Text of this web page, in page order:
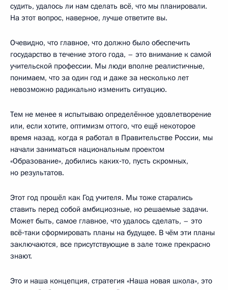
судить, удалось ли нам сделать всё, что мы планировали.
На этот вопрос, наверное, лучше ответите вы.
Очевидно, что главное, что должно было обеспечить
государство в течение этого года, – это внимание к самой
учительской профессии. Мы люди вполне реалистичные,
понимаем, что за один год и даже за несколько лет
невозможно радикально изменить ситуацию.
Тем не менее я испытываю определённое удовлетворение
или, если хотите, оптимизм оттого, что ещё некоторое
время назад, когда я работал в Правительстве России, мы
начали заниматься национальным проектом
«Образование», добились каких‑то, пусть скромных,
но результатов.
Этот год прошёл как Год учителя. Мы тоже старались
ставить перед собой амбициозные, но решаемые задачи.
Может быть, самое главное, что удалось сделать, – это
всё‑таки сформировать планы на будущее. В чём эти планы
заключаются, все присутствующие в зале тоже прекрасно
знают.
Это и наша концепция, стратегия «Наша новая школа», это